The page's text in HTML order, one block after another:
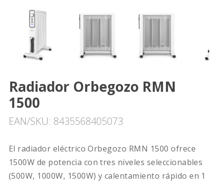
Radiador Orbegozo RMN
1500
EAN/SKU: 8435568405073
El radiador eléctrico Orbegozo RMN 1500 ofrece
1500W de potencia con tres niveles seleccionables
(500W, 1000W, 1500W) y calentamiento rápido en 1